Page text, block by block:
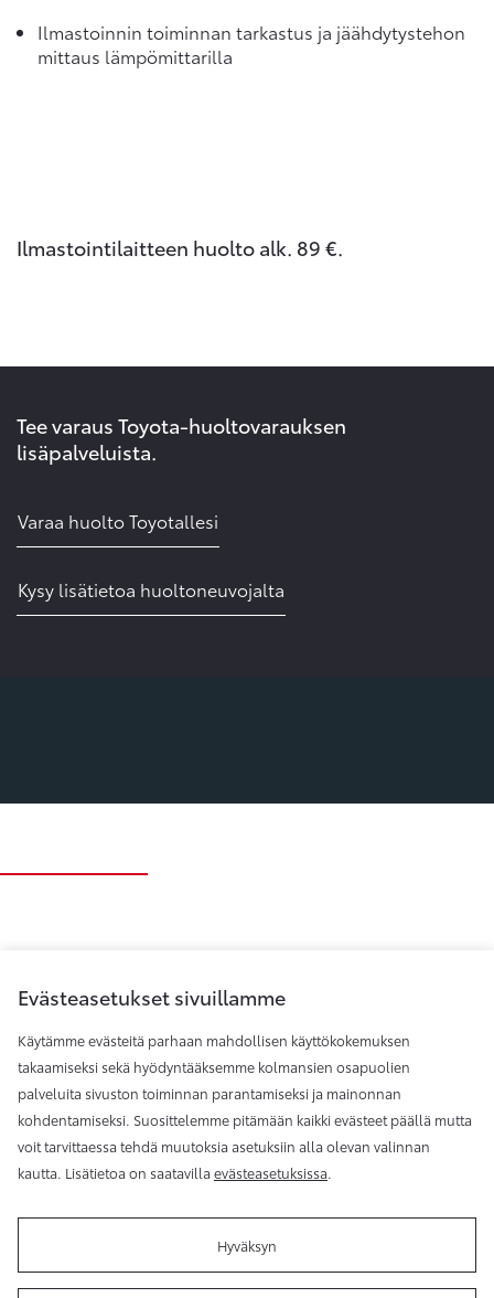
Ilmastoinnin toiminnan tarkastus ja jäähdytystehon
mittaus lämpömittarilla
Ilmastointilaitteen huolto alk. 89 €.
Tee varaus Toyota-huoltovarauksen
lisäpalveluista.
Varaa huolto Toyotallesi
Kysy lisätietoa huoltoneuvojalta
Toyota Helsinki
Käyttöehdot Evästeasetukset Reklamaatio Tilaa
Evästeasetukset sivuillamme
Käytämme evästeitä parhaan mahdollisen käyttökokemuksen
takaamiseksi sekä hyödyntääksemme kolmansien osapuolien
palveluita sivuston toiminnan parantamiseksi ja mainonnan
kohdentamiseksi. Suosittelemme pitämään kaikki evästeet päällä mutta
voit tarvittaessa tehdä muutoksia asetuksiin alla olevan valinnan
kautta. Lisätietoa on saatavilla evästeasetuksissa.
Hyväksyn